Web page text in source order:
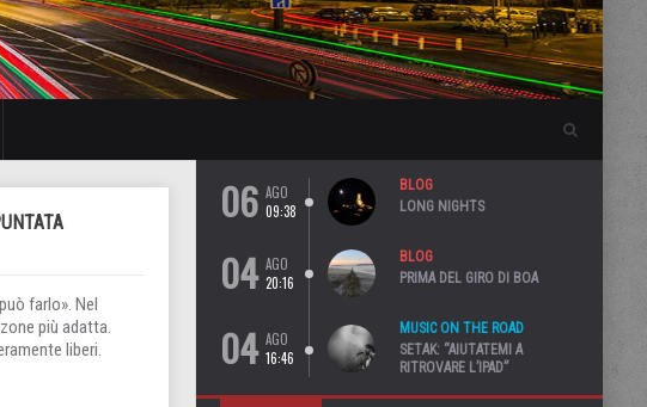
farlo». Nel
più adatta.
liberi.
06 AGO
09:38
BLOG
LONG NIGHTS
04 AGO
20:16
BLOG
PRIMA DEL GIRO DI BOA
04 AGO
16:46
MUSIC ON THE ROAD
SETAK: “AIUTATEMI A
RITROVARE L’IPAD”